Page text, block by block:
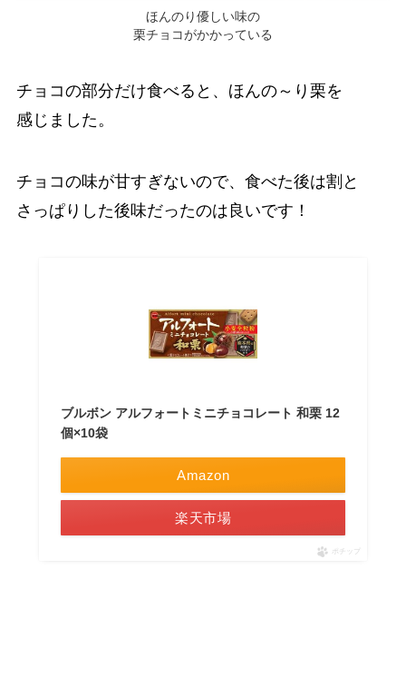
ほんのり優しい味の
栗チョコがかかっている
チョコの部分だけ食べると、ほんの～り栗を
感じました。
チョコの味が甘すぎないので、食べた後は割と
さっぱりした後味だったのは良いです！
ブルボン アルフォートミニチョコレート 和栗 12
個×10袋
Amazon
楽天市場
ポチップ